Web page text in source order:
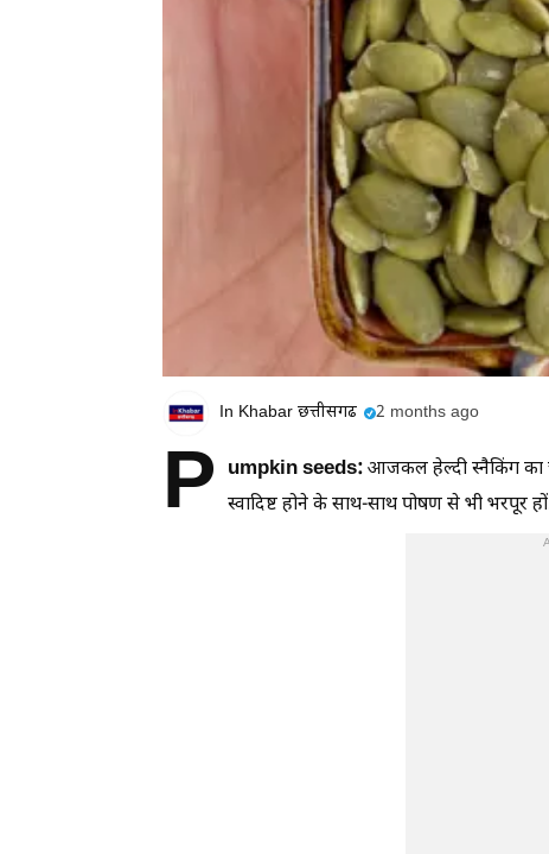
In Khabar छत्तीसगढ 2 months ago
P umpkin seeds:आजकल हेल्दी स्नैकिंग का
स्वादिष्ट होने के साथ-साथ पोषण से भी